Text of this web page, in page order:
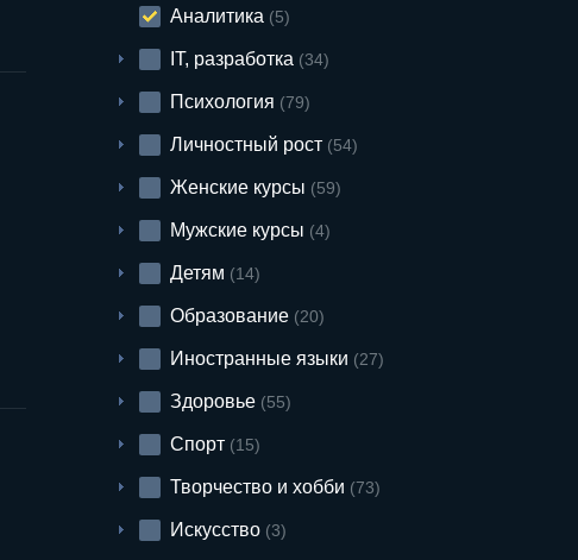
Аналитика (5)
IT, разработка (34)
Психология (79)
Личностный рост (54)
Женские курсы (59)
Мужские курсы (4)
Детям (14)
Образование (20)
Иностранные языки (27)
Здоровье (55)
Спорт (15)
Творчество и хобби (73)
Искусство (3)